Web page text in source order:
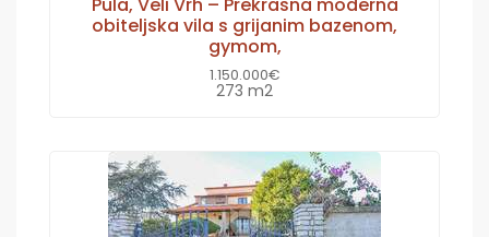
obiteljska vila s grijanim bazenom,
gymom,
1.150.000€
273 m2